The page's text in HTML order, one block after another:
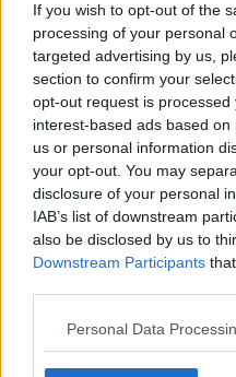
If you wish to opt-out of the
processing of your personal
targeted advertising by us,
section to confirm your
opt-out request is
interest-based ads based
us or personal information
your opt-out. You may
disclosure of your personal
IAB’s list of downstream
also be disclosed by us to
Downstream Participants
Personal Data
Ret : Brød boller kiks-
Hovedingrediens :Mel-
Fryseegnet : Er
Indsendt af :
Brugernes vurdering: